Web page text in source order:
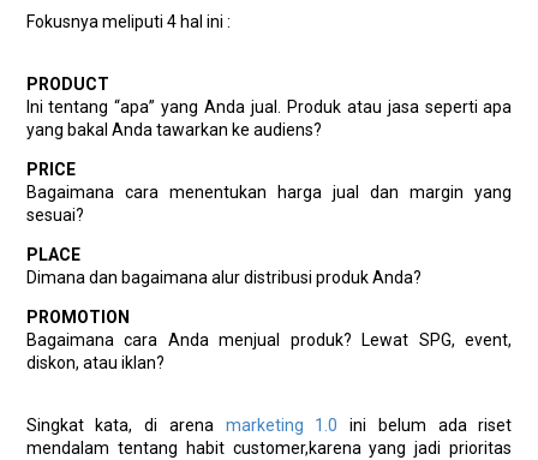
Fokusnya meliputi 4 hal ini :
PRODUCT
Ini tentang “apa” yang Anda jual. Produk atau jasa seperti apa
yang bakal Anda tawarkan ke audiens?
PRICE
Bagaimana cara menentukan harga jual dan margin yang
sesuai?
PLACE
Dimana dan bagaimana alur distribusi produk Anda?
PROMOTION
Bagaimana cara Anda menjual produk? Lewat SPG, event,
diskon, atau iklan?
Singkat kata, di arena marketing 1.0 ini belum ada riset
mendalam tentang habit customer,karena yang jadi prioritas